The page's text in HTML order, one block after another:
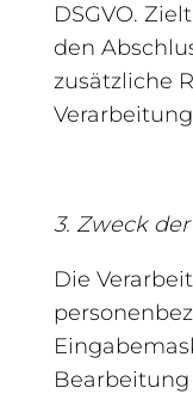
DSGVO.
den
zusätzliche
Verarbeitung
3. Zweck
Die